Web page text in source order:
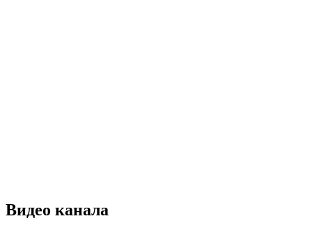
Видео канала